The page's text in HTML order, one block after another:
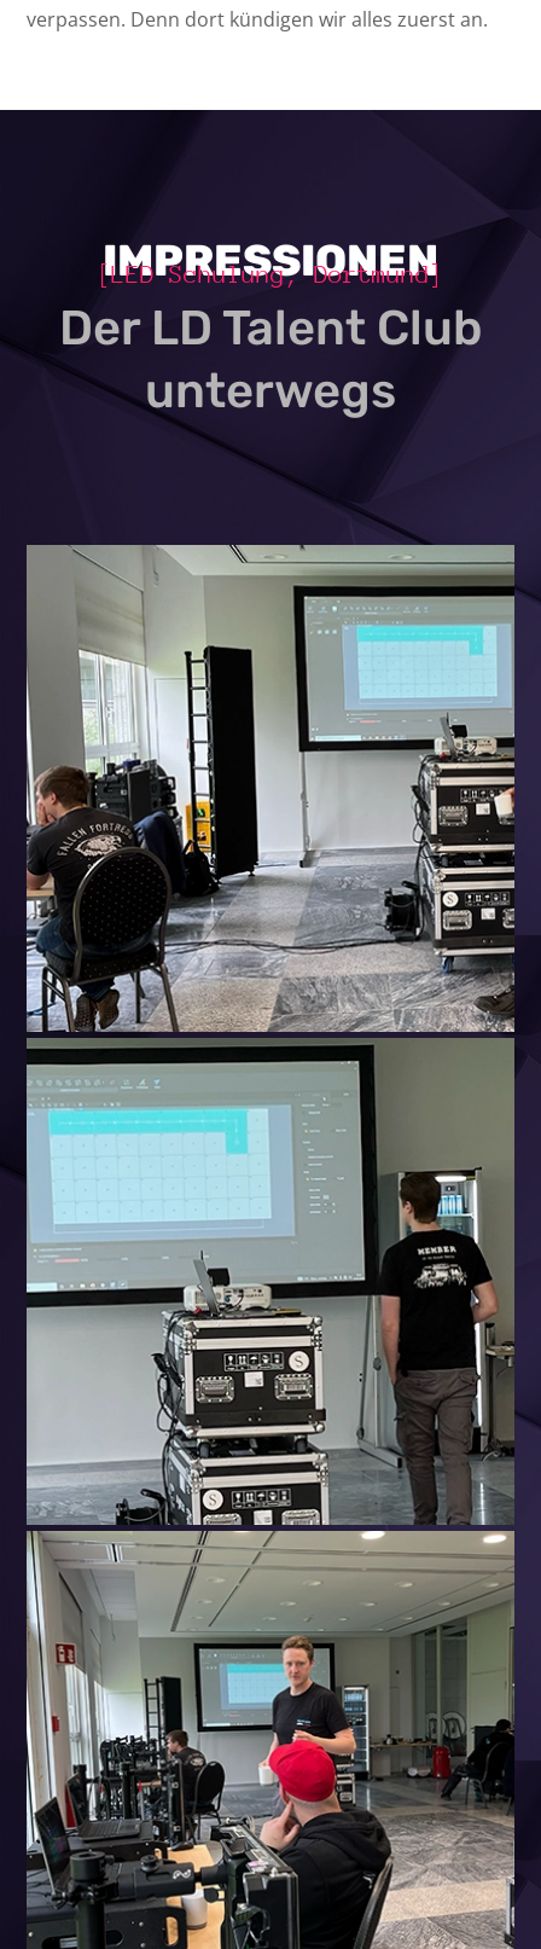
verpassen. Denn dort kündigen wir alles zuerst an.
IMPRESSIONEN
[LED Schulung, Dortmund]
Der LD Talent Club
unterwegs
16. Januar 2024
led-schulung-absen
16. Januar 2024
led-schulung-novastar
16. Januar 2024
led-schulung-
veranstaltungstechnik